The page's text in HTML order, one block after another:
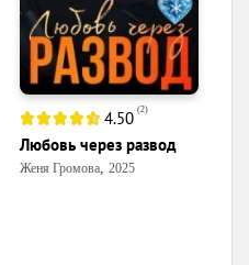
4.50 (2)
Любовь через развод
Женя Громова, 2025